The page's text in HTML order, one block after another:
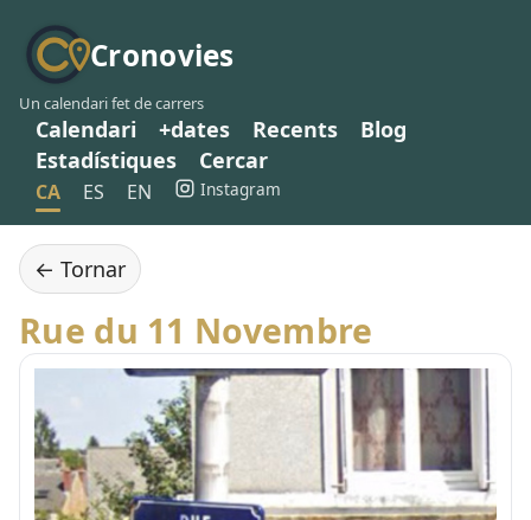
Cronovies
Un calendari fet de carrers
Calendari +dates Recents
Blog
Estadístiques
Cercar
CA ES EN Instagram
← Tornar
Rue du 11 Novembre